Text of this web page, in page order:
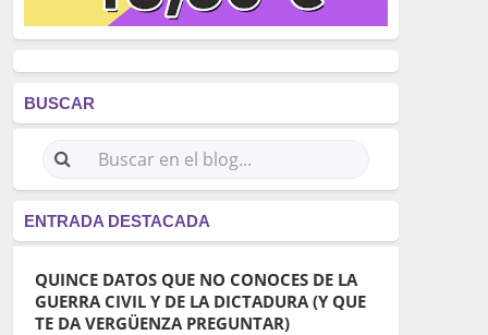
BUSCAR
ENTRADA DESTACADA
QUINCE DATOS QUE NO CONOCES DE LA
GUERRA CIVIL Y DE LA DICTADURA (Y QUE
TE DA VERGÜENZA PREGUNTAR)